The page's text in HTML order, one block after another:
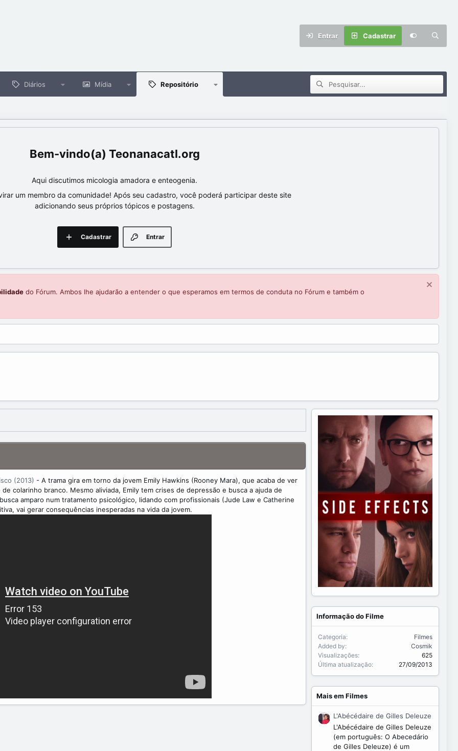
Entrar Cadastrar
Diários Mídia Repositório
Teonanacatl.org
Aqui discutimos micologia amadora e enteogenia.
um membro da comunidade! Após seu cadastro, você poderá participar deste site
adicionando seus próprios tópicos e postagens.
Entrar
Cadastrar
do Fórum. Ambos lhe ajudarão a entender o que esperamos em termos de conduta no Fórum e também o
(2013) - A trama gira em torno da jovem Emily Hawkins (Rooney Mara), que acaba de ver
colarinho branco. Mesmo aliviada, Emily tem crises de depressão e busca a ajuda de
amparo num tratamento psicológico, lidando com profissionais (Jude Law e Catherine
vai gerar consequências inesperadas na vida da jovem.
Informação do Filme
Categoria
Filmes
Added by
Cosmik
Visualizações
625
Última atualização
27/09/2013
Mais em Filmes
L'Abécédaire de Gilles Deleuze
L'Abécédaire de Gilles Deleuze
(em português: O Abecedário
de Gilles Deleuze) é um